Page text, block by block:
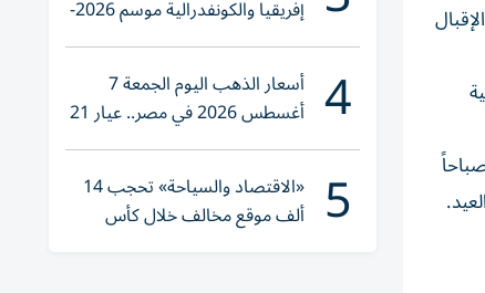
إفريقيا والكونفدرالية موسم 2026-
2027
4 أسعار الذهب اليوم الجمعة 7
أغسطس 2026 في مصر.. عيار 21
يقترب من هذا الرقم
5 «الاقتصاد والسياحة» تحجب 14
ألف موقع مخالف خلال كأس